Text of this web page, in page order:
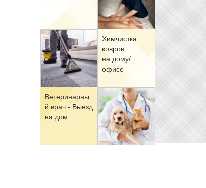
Хим­чист­ка
ков­ров
на до­му/
офи­се
Ве­те­ри­нар­ны
й врач - Вы­езд
на дом